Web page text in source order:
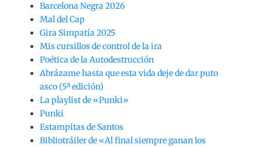
Barcelona Negra 2026
Mal del Cap
Gira Simpatía 2025
Mis cursillos de control de la ira
Poética de la Autodestrucción
Abrázame hasta que esta vida deje de dar puto
asco (5ª edición)
La playlist de «Punki»
Punki
Estampitas de Santos
Bibliotráiler de «Al final siempre ganan los